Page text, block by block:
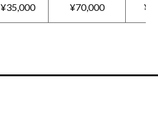
¥35,000 ¥70,000